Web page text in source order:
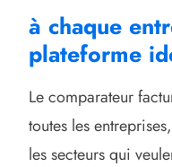
à chaque
plateforme
Le comparateur
toutes les
les secteurs qui